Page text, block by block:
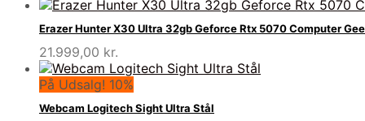
Erazer Hunter X30 Ultra 32gb Geforce Rtx 5070 Computer
21.999,00 kr.
På Udsalg! 10%
Webcam Logitech Sight Ultra Stål